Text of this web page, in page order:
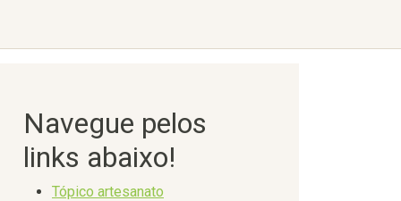
Navegue pelos
links abaixo!
Tópico artesanato